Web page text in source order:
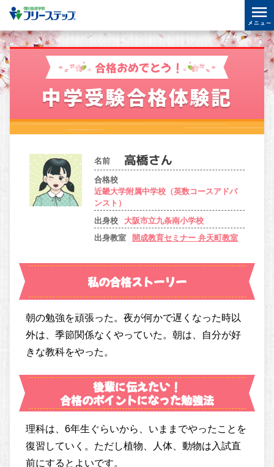
合格おめでとう！
中学受験合格体験記
名前
合格校
近畿大学附属中学校（英数コースアドバ
ンスト）
出身校
大阪市立九条南小学校
出身教室
開成教育セミナー 弁天町教室
私の合格ストーリー
朝の勉強を頑張った。夜が何かで遅くなった時以
外は、季節関係なくやっていた。朝は、自分が好
きな教科をやった。
後輩に伝えたい！
合格のポイントになった勉強法
理科は、6年生ぐらいから、いままでやったことを
復習していく。ただし植物、人体、動物は入試直
前にするとよいです。